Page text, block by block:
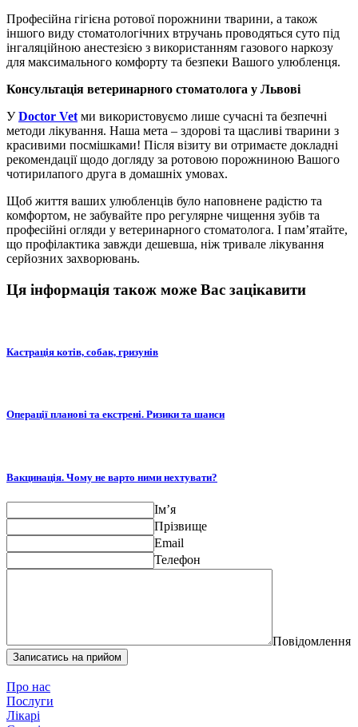
Професійна гігієна ротової порожнини тварини, а також
іншого виду стоматологічних втручань проводяться суто під
інгаляційною анестезією з використанням газового наркозу
для максимального комфорту та безпеки Вашого улюбленця.
Консультація ветеринарного стоматолога у Львові
УDoctor Vet ми використовуємо лише сучасні та безпечні
методи лікування. Наша мета – здорові та щасливі тварини з
красивими посмішками! Після візиту ви отримаєте докладні
рекомендації щодо догляду за ротовою порожниною Вашого
чотирилапого друга в домашніх умовах.
Щоб життя ваших улюбленців було наповнене радістю та
комфортом, не забувайте про регулярне чищення зубів та
професійні огляди у ветеринарного стоматолога. І пам’ятайте,
що профілактика завжди дешевша, ніж тривале лікування
серйозних захворювань.
Ця інформація також може Вас зацікавити
Кастрація котів, собак, гризунів
Операції планові та екстрені. Ризики та шанси
Вакцинація. Чому не варто ними нехтувати?
Ім’я
Прізвище
Email
Телефон
Повідомлення
Записатись на прийом
Про нас
Послуги
Лікарі